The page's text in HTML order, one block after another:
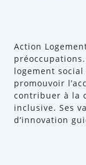
Action
logement social
promouvoir
contribuer à la
inclusive. Ses
d’innovation